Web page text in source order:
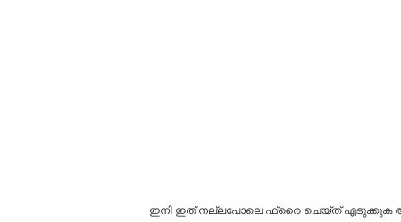
ഇനി ഇത് നല്ലപോലെ ഫ്രൈ ചെയ്ത് എടുക്കുക